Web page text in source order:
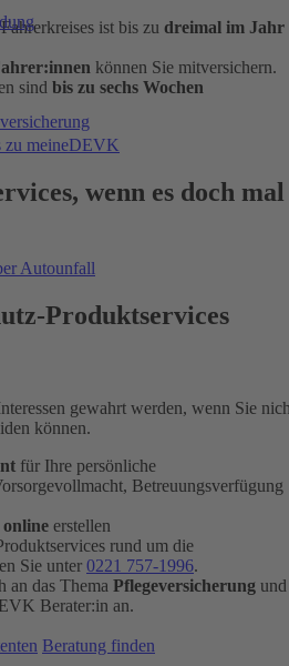
ist bis zu dreimal im Jahr
können Sie mitversichern.
sind bis zu sechs Wochen
zu meineDEVK
wenn es doch mal
Autounfall
Produktservices
gewahrt werden, wenn Sie
können.
für Ihre persönliche
Betreuungsverfügung
online erstellen
rund um die
Sie unter 0221 757-1996.
an das Thema Pflegeversicherung und
Berater:in an.
Beratung finden